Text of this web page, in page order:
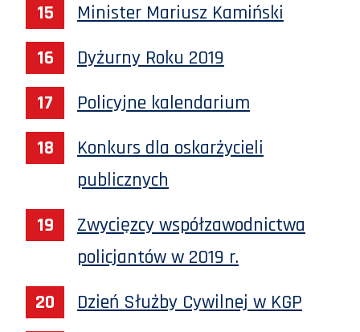
Minister Mariusz Kamiński
Dyżurny Roku 2019
Policyjne kalendarium
Konkurs dla oskarżycieli
publicznych
Zwycięzcy współzawodnictwa
policjantów w 2019 r.
Dzień Służby Cywilnej w KGP